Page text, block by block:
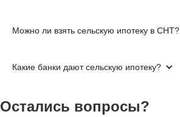
Можно ли взять сельскую ипотеку в СНТ?
Какие банки дают сельскую ипотеку?
Остались вопросы?